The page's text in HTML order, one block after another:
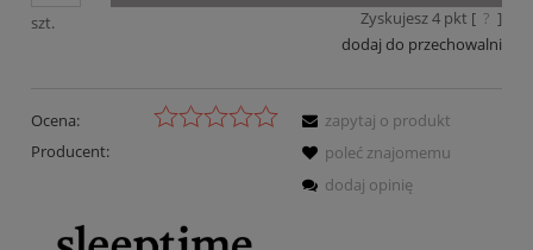
szt. Zyskujesz4pkt [ ? ]
dodaj do przechowalni
Ocena:
Producent:
zapytaj o produkt
poleć znajomemu
dodaj opinię